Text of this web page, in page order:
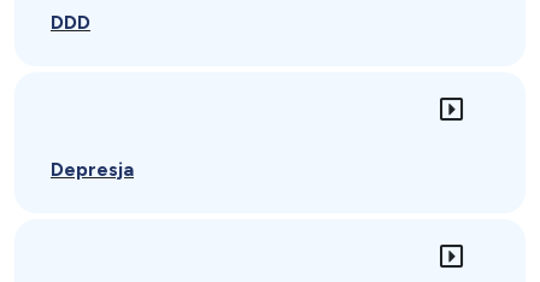
DDD
Depresja